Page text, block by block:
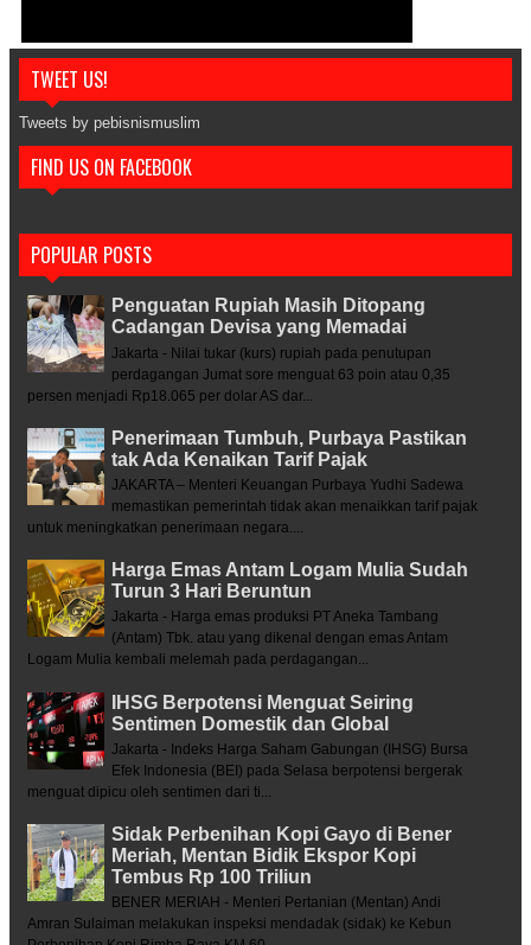
TWEET US!
Tweets by pebisnismuslim
FIND US ON FACEBOOK
POPULAR POSTS
Penguatan Rupiah Masih Ditopang
Cadangan Devisa yang Memadai
Jakarta - Nilai tukar (kurs) rupiah pada penutupan
perdagangan Jumat sore menguat 63 poin atau 0,35
persen menjadi Rp18.065 per dolar AS dar...
Penerimaan Tumbuh, Purbaya Pastikan
tak Ada Kenaikan Tarif Pajak
JAKARTA – Menteri Keuangan Purbaya Yudhi Sadewa
memastikan pemerintah tidak akan menaikkan tarif pajak
untuk meningkatkan penerimaan negara....
Harga Emas Antam Logam Mulia Sudah
Turun 3 Hari Beruntun
Jakarta - Harga emas produksi PT Aneka Tambang
(Antam) Tbk. atau yang dikenal dengan emas Antam
Logam Mulia kembali melemah pada perdagangan...
IHSG Berpotensi Menguat Seiring
Sentimen Domestik dan Global
Jakarta - Indeks Harga Saham Gabungan (IHSG) Bursa
Efek Indonesia (BEI) pada Selasa berpotensi bergerak
menguat dipicu oleh sentimen dari ti...
Sidak Perbenihan Kopi Gayo di Bener
Meriah, Mentan Bidik Ekspor Kopi
Tembus Rp 100 Triliun
BENER MERIAH - Menteri Pertanian (Mentan) Andi
Amran Sulaiman melakukan inspeksi mendadak (sidak) ke Kebun